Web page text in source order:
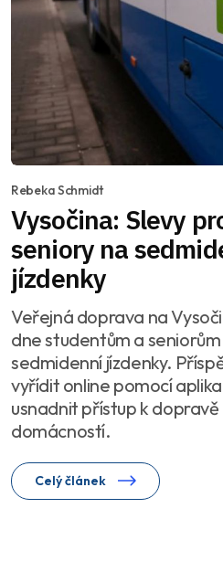
Rebeka Schmidt
Vysočina: Slevy
seniory na
jízdenky
Veřejná doprava na
dne studentům a
sedmidenní jízdenky.
vyřídit online pomocí
usnadnit přístup k
domácností.
Celý článek